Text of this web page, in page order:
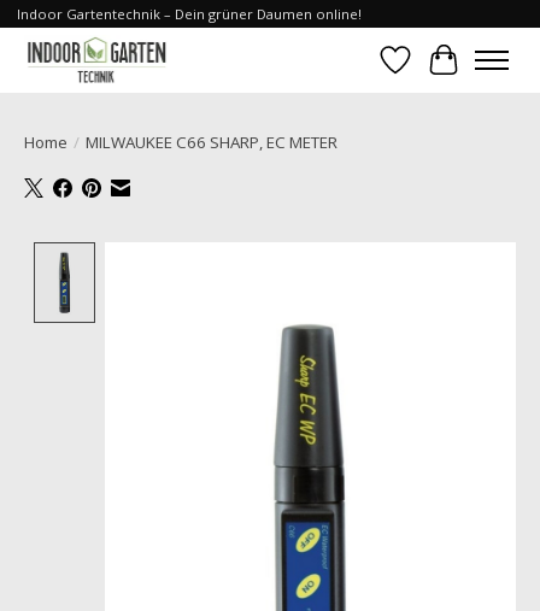
Indoor Gartentechnik – Dein grüner Daumen online!
Verlanglijst
Home / MILWAUKEE C66 SHARP, EC METER